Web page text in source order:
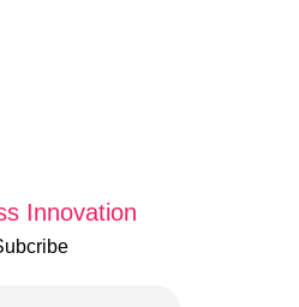
Innovation